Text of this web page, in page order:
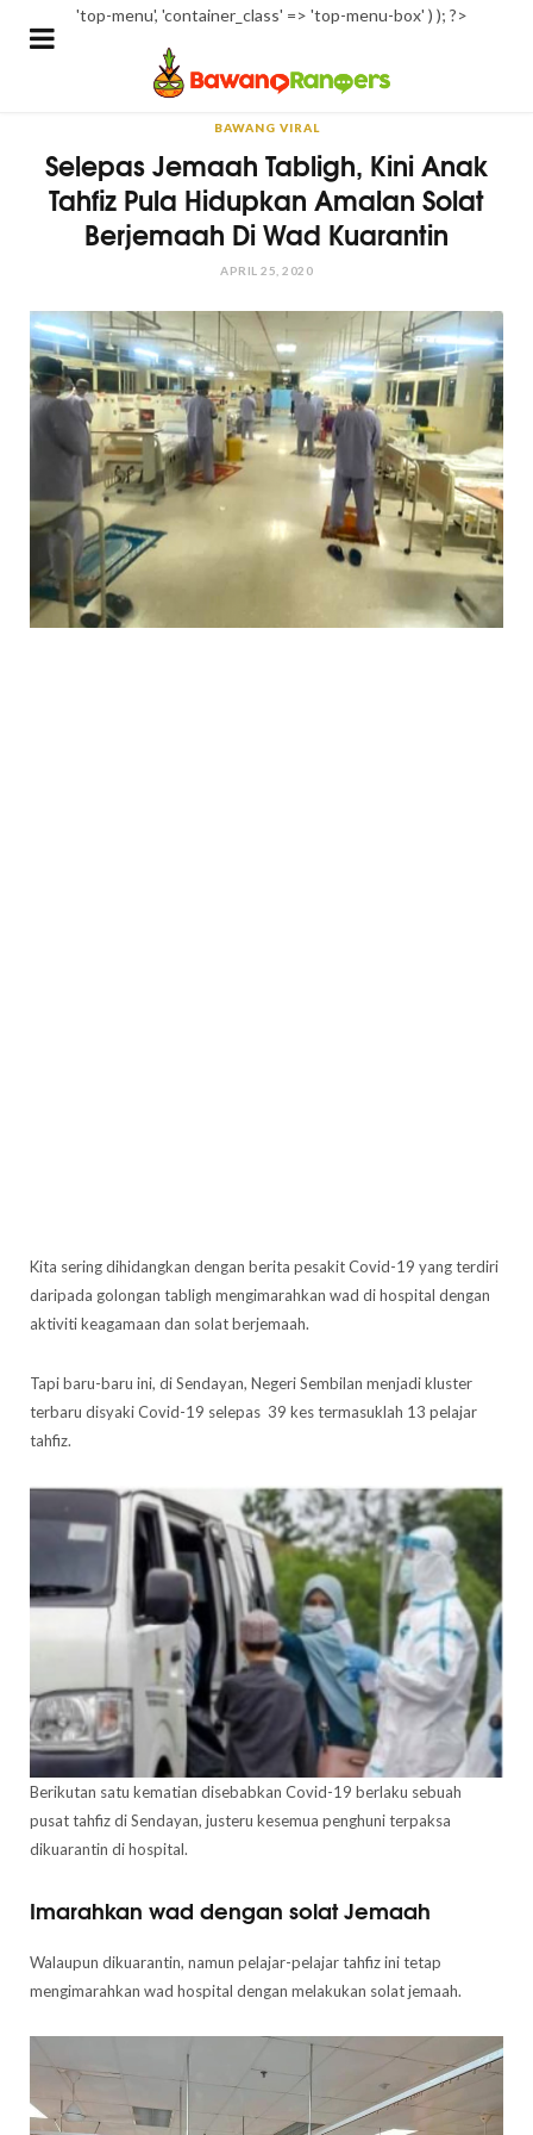
'top-menu', 'container_class' => 'top-menu-box' ) ); ?>
BAWANG VIRAL
Selepas Jemaah Tabligh, Kini Anak
Tahfiz Pula Hidupkan Amalan Solat
Berjemaah Di Wad Kuarantin
APRIL 25, 2020
Kita sering dihidangkan dengan berita pesakit Covid-19 yang terdiri
daripada golongan tabligh mengimarahkan wad di hospital dengan
aktiviti keagamaan dan solat berjemaah.
Tapi baru-baru ini, di Sendayan, Negeri Sembilan menjadi kluster
terbaru disyaki Covid-19 selepas 39 kes termasuklah 13 pelajar
tahfiz.
Berikutan satu kematian disebabkan Covid-19 berlaku sebuah
pusat tahfiz di Sendayan, justeru kesemua penghuni terpaksa
dikuarantin di hospital.
Imarahkan wad dengan solat Jemaah
Walaupun dikuarantin, namun pelajar-pelajar tahfiz ini tetap
mengimarahkan wad hospital dengan melakukan solat jemaah.